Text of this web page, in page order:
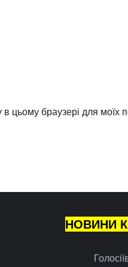
цьому браузері для моїх
НОВИНИ